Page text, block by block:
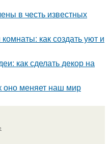
в честь известных
как создать уют и
как сделать декор на
оно меняет наш мир